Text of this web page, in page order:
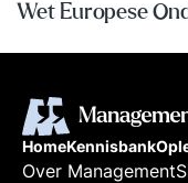
Wet Europese
HomeKennisbank
Over